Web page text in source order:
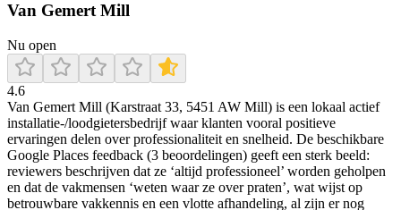
Van Gemert Mill
Nu open
4.6
Van Gemert Mill (Karstraat 33, 5451 AW Mill) is een lokaal actief
installatie-/loodgietersbedrijf waar klanten vooral positieve
ervaringen delen over professionaliteit en snelheid. De beschikbare
Google Places feedback (3 beoordelingen) geeft een sterk beeld:
reviewers beschrijven dat ze ‘altijd professioneel’ worden geholpen
en dat de vakmensen ‘weten waar ze over praten’, wat wijst op
betrouwbare vakkennis en een vlotte afhandeling, al zijn er nog